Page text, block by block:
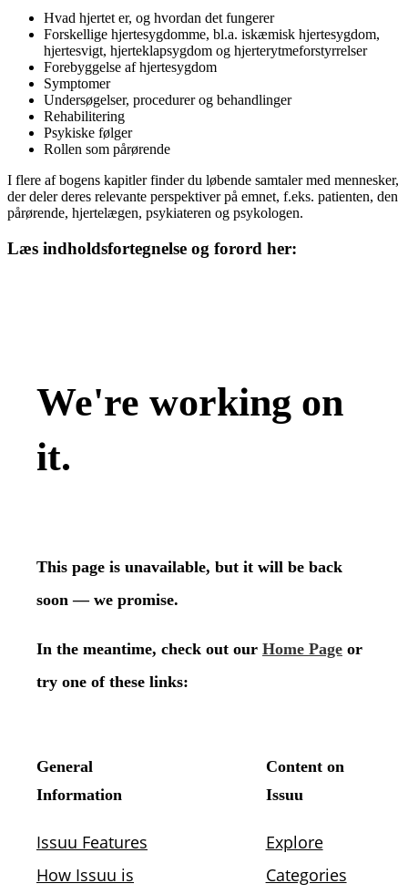
Hvad hjertet er, og hvordan det fungerer
Forskellige hjertesygdomme, bl.a. iskæmisk hjertesygdom,
hjertesvigt, hjerteklapsygdom og hjerterytmeforstyrrelser
Forebyggelse af hjertesygdom
Symptomer
Undersøgelser, procedurer og behandlinger
Rehabilitering
Psykiske følger
Rollen som pårørende
I flere af bogens kapitler finder du løbende samtaler med mennesker,
der deler deres relevante perspektiver på emnet, f.eks. patienten, den
pårørende, hjertelægen, psykiateren og psykologen.
Læs indholdsfortegnelse og forord her: